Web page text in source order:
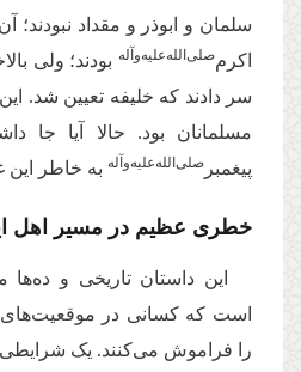
سلمان و ابوذر و مقداد نبودند؛
اکرم‌صلی‌الله‌علیه‌و‌آله بودند؛ ولی
سر دادند که خلیفه تعیین شد.
مسلمانان بود. حالا آیا جا
پیغمبر ‌صلی‌الله‌علیه‌و‌آله به خاطر
خطری عظیم در مسیر اهل
این داستان تاریخی و ده‌ها
است که کسانی در موقعیت‌های
را فراموش می‌کنند. یک